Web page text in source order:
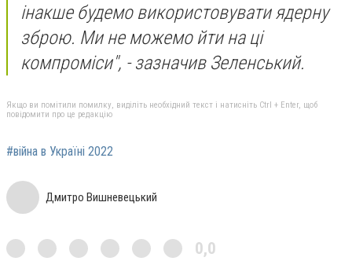
інакше будемо використовувати ядерну
зброю. Ми не можемо йти на ці
компроміси", - зазначив Зеленський.
Якщо ви помітили помилку, виділіть необхідний текст і натисніть Ctrl + Enter, щоб
повідомити про це редакцію
#війна в Україні 2022
Дмитро Вишневецький
0,0